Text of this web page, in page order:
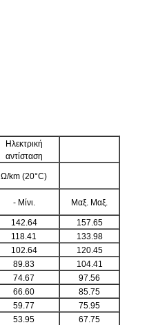
Ηλεκτρική
αντίσταση
Ω/km (20°C)
- Μίνι. Μαξ. Μαξ.
142.64
157.65
118.41
133.98
102.64
120.45
89.83
104.41
74.67
97.56
66.60
85.75
59.77
75.95
53.95
67.75